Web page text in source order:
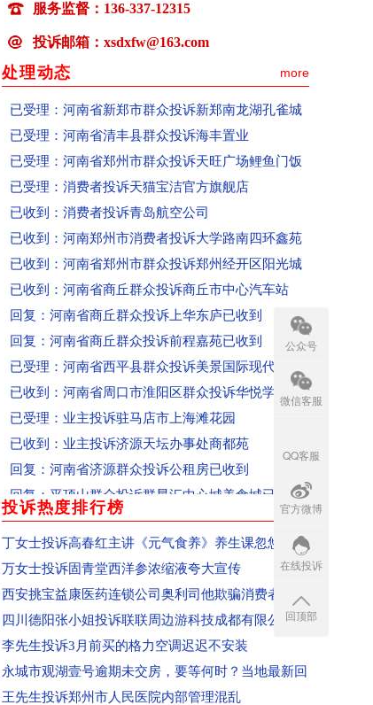
服务监督：136-337-12315
投诉邮箱：xsdxfw@163.com
处理动态 more
回复：湖南省怀化沈同学投诉青岛航空已收到
回复：河南学生投诉郑州富康国际美发学校
回复：河南省郑州市群众投诉泰山誉景已收到
已受理：河南省西平县群众投诉美景国际现代城
回复：平顶山群众投诉群星汇中心城美食城已收到
回复：河南省平顶山市群众投诉亚丁湾已收到
已收到：信阳市商城县消费者投诉阳光帝景
已收到：平顶山消费者投诉黄金花园
已收到：驻马店袁先生投诉爱克儿童梦幻乐园
回复：河南汝州市群众投诉汝州市南关花园C区已
回复：河南省洛阳市孟津区群众投诉中央花园已收
回复：河南省郑州高新区群众投诉金海西湖美景小
回复：河南省郑州二七区群众投诉河南书山教育已
投诉热度排行榜 more
丁女士投诉高春红主讲《元气食养》养生课忽悠
万女士投诉固青堂西洋参浓缩液夸大宣传
西安挑宝益康医药连锁公司奥利司他欺骗消费者
四川德阳张小姐投诉联联周边游科技成都有限公
李先生投诉3月前买的格力空调迟迟不安装
永城市观湖壹号逾期未交房，要等何时？当地最新回
王先生投诉郑州市人民医院内部管理混乱
公众号
微信客服
QQ客服
官方微博
在线投诉
回顶部